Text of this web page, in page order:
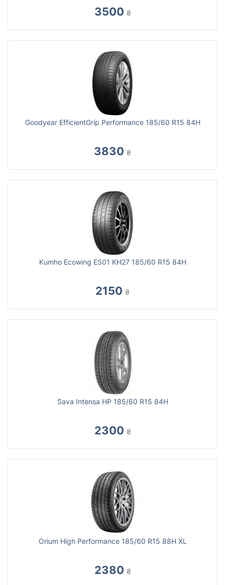
3500 ₴
Goodyear EfficientGrip Performance 185/60 R15 84H
3830 ₴
Kumho Ecowing ES01 KH27 185/60 R15 84H
2150 ₴
Sava Intensa HP 185/60 R15 84H
2300 ₴
Orium High Performance 185/60 R15 88H XL
2380 ₴